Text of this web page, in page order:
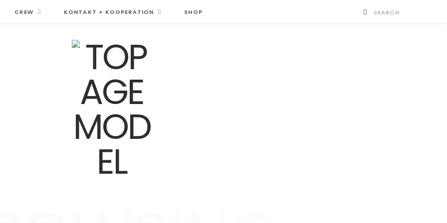
CREW KONTAKT + KOOPERATION SHOP